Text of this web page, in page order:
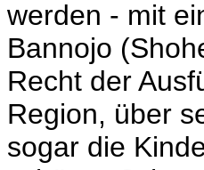
werden - mit
Bannojo
Recht der
Region, über
sogar die